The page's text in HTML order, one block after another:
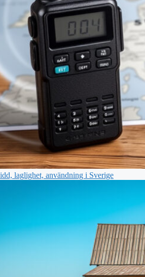
laglighet, användning i Sverige